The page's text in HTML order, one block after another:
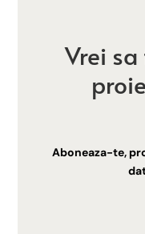
Vrei
Aboneaza-te,